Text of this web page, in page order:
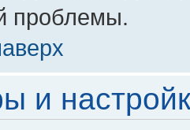
проблемы.
и